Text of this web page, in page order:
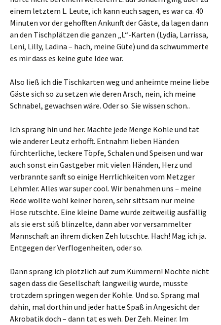
einem letztem L. Leute, ich kann euch sagen, es war ca. 40
Minuten vor der gehofften Ankunft der Gäste, da lagen dann
an den Tischplätzen die ganzen „L“-Karten (Lydia, Larrissa,
Leni, Lilly, Ladina – hach, meine Güte) und da schwummerte
es mir dass es keine gute Idee war.
Also ließ ich die Tischkarten weg und anheimte meine liebe
Gäste sich so zu setzen wie deren Arsch, nein, ich meine
Schnabel, gewachsen wäre. Oder so. Sie wissen schon..
Ich sprang hin und her. Machte jede Menge Kohle und tat
wie anderer Leutz erhofft. Entnahm lieben Händen
fürchterliche, leckere Töpfe, Schalen und Speisen und war
auch sonst ein Gastgeber mit vielen Händen, Herz und
verbrannte sanft so einige Herrlichkeiten vom Metzger
Lehmler. Alles war super cool. Wir benahmen uns – meine
Rede wollte wohl keiner hören, sehr sittsam nur meine
Hose rutschte. Eine kleine Dame wurde zeitweilig ausfällig
als sie erst süß blinzelte, dann aber vor versammelter
Mannschaft an ihrem dicken Zeh lutschte. Hach! Mag ich ja.
Entgegen der Verflogenheiten, oder so.
Dann sprang ich plötzlich auf zum Kümmern! Möchte nicht
sagen dass die Gesellschaft langweilig wurde, musste
trotzdem springen wegen der Kohle. Und so. Sprang mal
dahin, mal dorthin und jeder hatte Spaß in Angesicht der
Akrobatik doch – dann tat es weh. Der Zeh. Meiner. Im